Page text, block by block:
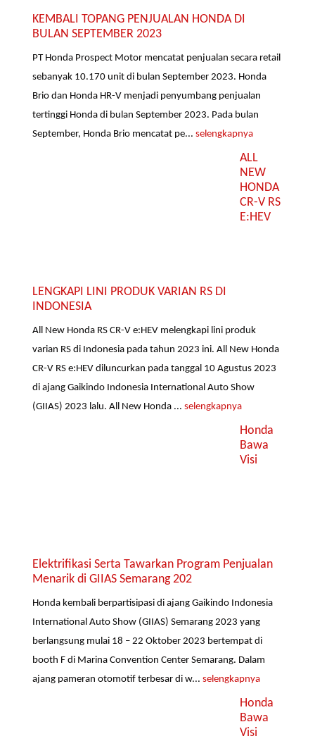
KEMBALI TOPANG PENJUALAN HONDA DI
BULAN SEPTEMBER 2023
PT Honda Prospect Motor mencatat penjualan secara retail
sebanyak 10.170 unit di bulan September 2023. Honda
Brio dan Honda HR-V menjadi penyumbang penjualan
tertinggi Honda di bulan September 2023. Pada bulan
September, Honda Brio mencatat pe...selengkapnya
ALL
NEW
HONDA
CR-V RS
E:HEV
LENGKAPI LINI PRODUK VARIAN RS DI
INDONESIA
All New Honda RS CR-V e:HEV melengkapi lini produk
varian RS di Indonesia pada tahun 2023 ini. All New Honda
CR-V RS e:HEV diluncurkan pada tanggal 10 Agustus 2023
di ajang Gaikindo Indonesia International Auto Show
(GIIAS) 2023 lalu. All New Honda ...selengkapnya
Honda
Bawa
Visi
Elektrifikasi Serta Tawarkan Program Penjualan
Menarik di GIIAS Semarang 202
Honda kembali berpartisipasi di ajang Gaikindo Indonesia
International Auto Show (GIIAS) Semarang 2023 yang
berlangsung mulai 18 – 22 Oktober 2023 bertempat di
booth F di Marina Convention Center Semarang. Dalam
ajang pameran otomotif terbesar di w...selengkapnya
Honda
Bawa
Visi